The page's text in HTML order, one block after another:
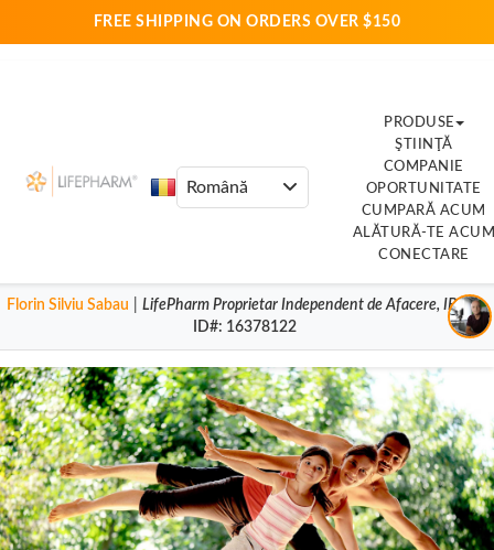
FREE SHIPPING ON ORDERS OVER $150
PRODUSE
ŞTIINŢĂ
COMPANIE
OPORTUNITATE
CUMPARĂ ACUM
ALĂTURĂ-TE
CONECTARE
Florin Silviu Sabau LifePharm Proprietar Independent de Afacere, IBO|
ID#: 16378122